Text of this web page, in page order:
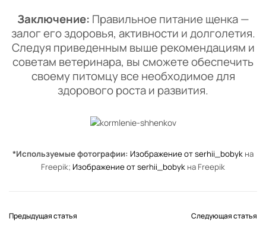
Заключение: Правильное питание щенка —
залог его здоровья, активности и долголетия.
Следуя приведенным выше рекомендациям и
советам ветеринара, вы сможете обеспечить
своему питомцу все необходимое для
здорового роста и развития.
*Используемые фотографии: Изображение от serhii_bobyk на
Freepik; Изображение от serhii_bobyk на Freepik
Предыдущая статья Следующая статья